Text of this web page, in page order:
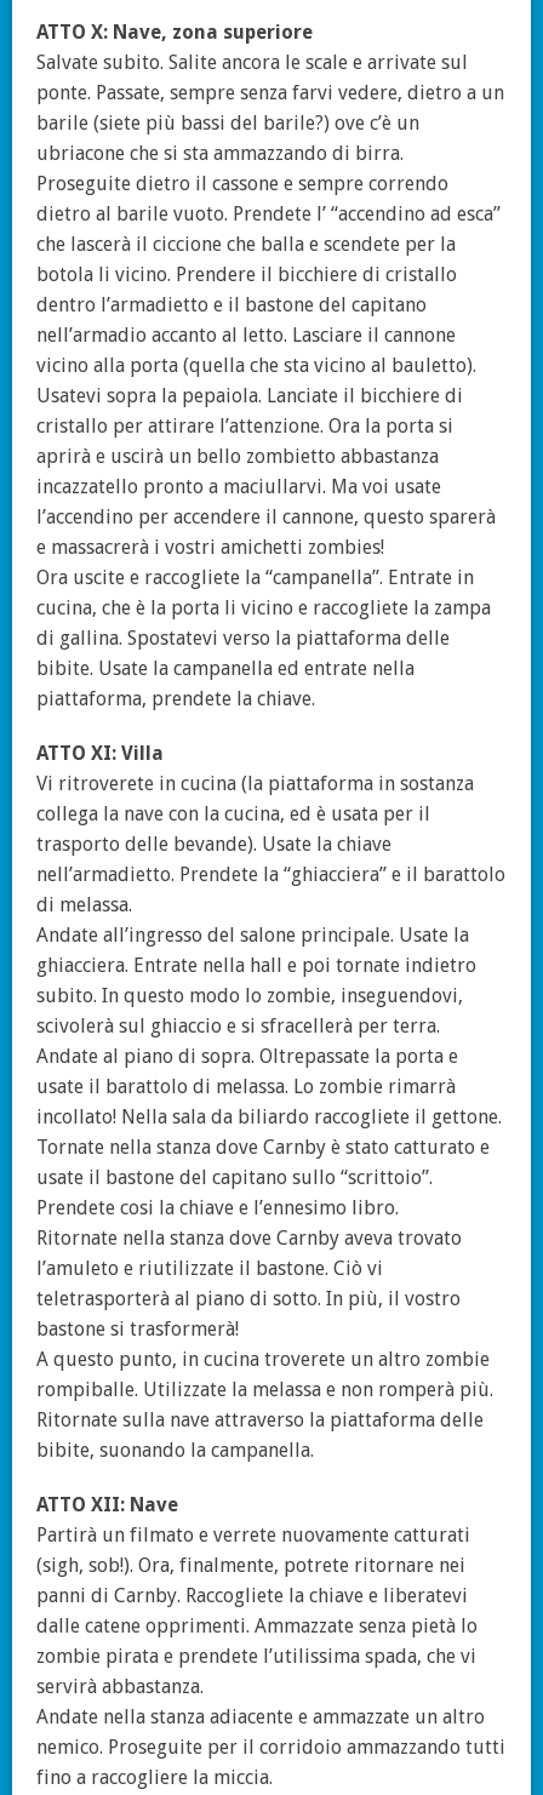
ATTO X: Nave, zona superiore
Salvate subito. Salite ancora le scale e arrivate sul
ponte. Passate, sempre senza farvi vedere, dietro a un
barile (siete più bassi del barile?) ove c’è un
ubriacone che si sta ammazzando di birra.
Proseguite dietro il cassone e sempre correndo
dietro al barile vuoto. Prendete l’ “accendino ad esca”
che lascerà il ciccione che balla e scendete per la
botola li vicino. Prendere il bicchiere di cristallo
dentro l’armadietto e il bastone del capitano
nell’armadio accanto al letto. Lasciare il cannone
vicino alla porta (quella che sta vicino al bauletto).
Usatevi sopra la pepaiola. Lanciate il bicchiere di
cristallo per attirare l’attenzione. Ora la porta si
aprirà e uscirà un bello zombietto abbastanza
incazzatello pronto a maciullarvi. Ma voi usate
l’accendino per accendere il cannone, questo sparerà
e massacrerà i vostri amichetti zombies!
Ora uscite e raccogliete la “campanella”. Entrate in
cucina, che è la porta li vicino e raccogliete la zampa
di gallina. Spostatevi verso la piattaforma delle
bibite. Usate la campanella ed entrate nella
piattaforma, prendete la chiave.
ATTO XI: Villa
Vi ritroverete in cucina (la piattaforma in sostanza
collega la nave con la cucina, ed è usata per il
trasporto delle bevande). Usate la chiave
nell’armadietto. Prendete la “ghiacciera” e il barattolo
di melassa.
Andate all’ingresso del salone principale. Usate la
ghiacciera. Entrate nella hall e poi tornate indietro
subito. In questo modo lo zombie, inseguendovi,
scivolerà sul ghiaccio e si sfracellerà per terra.
Andate al piano di sopra. Oltrepassate la porta e
usate il barattolo di melassa. Lo zombie rimarrà
incollato! Nella sala da biliardo raccogliete il gettone.
Tornate nella stanza dove Carnby è stato catturato e
usate il bastone del capitano sullo “scrittoio”.
Prendete cosi la chiave e l’ennesimo libro.
Ritornate nella stanza dove Carnby aveva trovato
l’amuleto e riutilizzate il bastone. Ciò vi
teletrasporterà al piano di sotto. In più, il vostro
bastone si trasformerà!
A questo punto, in cucina troverete un altro zombie
rompiballe. Utilizzate la melassa e non romperà più.
Ritornate sulla nave attraverso la piattaforma delle
bibite, suonando la campanella.
ATTO XII: Nave
Partirà un filmato e verrete nuovamente catturati
(sigh, sob!). Ora, finalmente, potrete ritornare nei
panni di Carnby. Raccogliete la chiave e liberatevi
dalle catene opprimenti. Ammazzate senza pietà lo
zombie pirata e prendete l’utilissima spada, che vi
servirà abbastanza.
Andate nella stanza adiacente e ammazzate un altro
nemico. Proseguite per il corridoio ammazzando tutti
fino a raccogliere la miccia.